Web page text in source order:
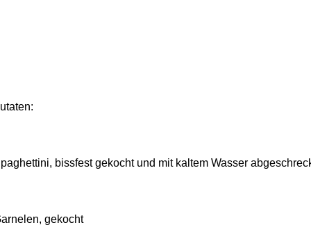
bissfest gekocht und mit kaltem Wasser
gekocht